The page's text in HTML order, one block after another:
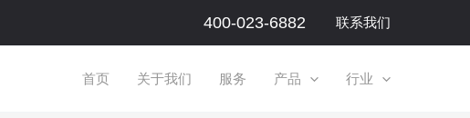
400-023-6882 联系我们
首页 关于我们 服务 产品 行业